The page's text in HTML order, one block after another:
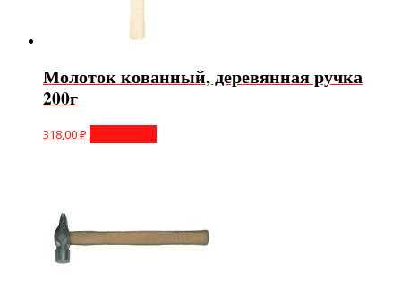
Молоток кованный, деревянная ручка
200г
318,00₽